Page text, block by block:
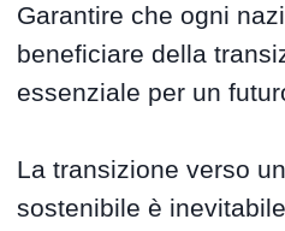
Garantire che ogni
beneficiare della
essenziale per un
La transizione verso
sostenibile è